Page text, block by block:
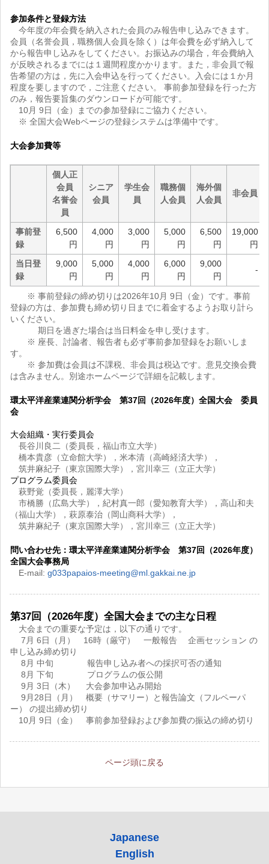
参加条件と登録方法
今年度の年会費を納入された会員のみ報告申し込みできます。
会員（名誉会員，職務個人会員を除く）は年会費を必ず納入して
から報告申し込みをしてください。お振込みの場合，年会費納入
が反映されるまでには１週間程度かかります。また，非会員で報
告希望の方は，先に入会申込を行ってください。入会には１か月
程度を要しますので，ご注意ください。 事前参加登録を行った方
のみ，報告要旨集のダウンロードが可能です。
10月 9日（金）までの参加登録にご協力ください。
※ 全国大会Webページの登録システムは準備中です。
大会参加費等
個人正
会員
名誉会
員
シニア
会員
学生会
員
職務個
人会員
海外個
人会員
非会員
事前登
録
6,500
円
4,000
円
3,000
円
5,000
円
6,500
円
19,000
円
当日登
録
9,000
円
5,000
円
4,000
円
6,000
円
9,000
円
-
※ 事前登録の締め切りは2026年10月 9日（金）です。事前
登録の方は、参加費も締め切り日までに着金するようお取り計ら
いください。
期日を過ぎた場合は当日料金を申し受けます。
※ 座長、討論者、報告者も必ず事前参加登録をお願いしま
す。
※ 参加費は会員は不課税、非会員は税込です。意見交換会費
は含みません。別途ホームページで詳細を記載します。
環太平洋産業連関分析学会 第37回（2026年度）全国大会 委員
会
大会組織・実行委員会
長谷川良二（委員長，福山市立大学）
橋本貴彦（立命館大学），米本清（高崎経済大学），
筑井麻紀子（東京国際大学），宮川幸三（立正大学）
プログラム委員会
萩野覚（委員長，麗澤大学）
市橋勝（広島大学），紀村真一郎（愛知教育大学），高山和夫
（福山大学），萩原泰治（岡山商科大学），
筑井麻紀子（東京国際大学），宮川幸三（立正大学）
問い合わせ先：環太平洋産業連関分析学会 第37回（2026年度）
全国大会事務局
E-mail:g033papaios-meeting@ml.gakkai.ne.jp
第37回（2026年度）全国大会までの主な日程
大会までの重要な予定は，以下の通りです。
7月 6日（月） 16時（厳守） 一般報告 企画セッション の
申し込み締め切り
8月 中旬 報告申し込み者への採択可否の通知
8月 下旬 プログラムの仮公開
9月 3日（木） 大会参加申込み開始
9月28日（月） 概要（サマリー）と報告論文（フルペーパ
ー） の提出締め切り
10月 9日（金） 事前参加登録および参加費の振込の締め切り
ページ頭に戻る
Japanese
English